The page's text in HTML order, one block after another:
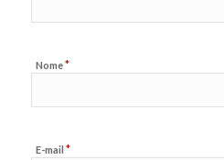
Nome*
E-mail *